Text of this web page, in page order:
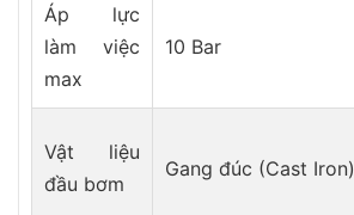
Áp lực
làm việc
max
10 Bar
Vật liệu
đầu bơm
Gang đúc (Cast Iron)